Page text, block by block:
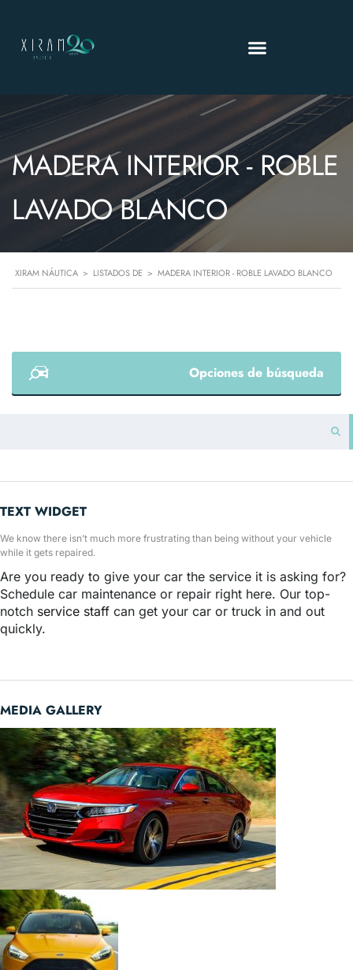
MADERA INTERIOR - ROBLE
LAVADO BLANCO
XIRAM NÁUTICA > LISTADOS DE > MADERA INTERIOR - ROBLE LAVADO BLANCO
Opciones de búsqueda
TEXT WIDGET
We know there isn’t much more frustrating than being without your vehicle
while it gets repaired.
Are you ready to give your car the service it is asking for?
Schedule car maintenance or repair right here. Our top-
notch service staff can get your car or truck in and out
quickly.
MEDIA GALLERY